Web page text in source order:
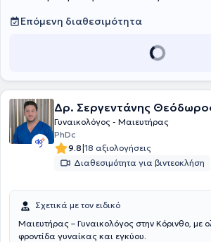
Επόμενη διαθεσιμότητα
Δρ. Σεργεντάνης
Γυναικολόγος - Μαιευτήρας
PhDc
9.8|18 αξιολογήσεις
Διαθεσιμότητα για βιντεοκλήση
Σχετικά με τον ειδικό
Μαιευτήρας – Γυναικολόγος στην Κόρινθο, με
φροντίδα γυναίκας και εγκύου.